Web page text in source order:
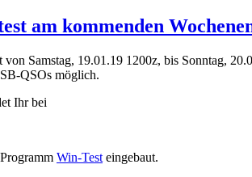
am kommenden
von Samstag, 19.01.19 1200z, bis Sonntag,
QSOs möglich.
Ihr bei
Win-Test eingebaut.